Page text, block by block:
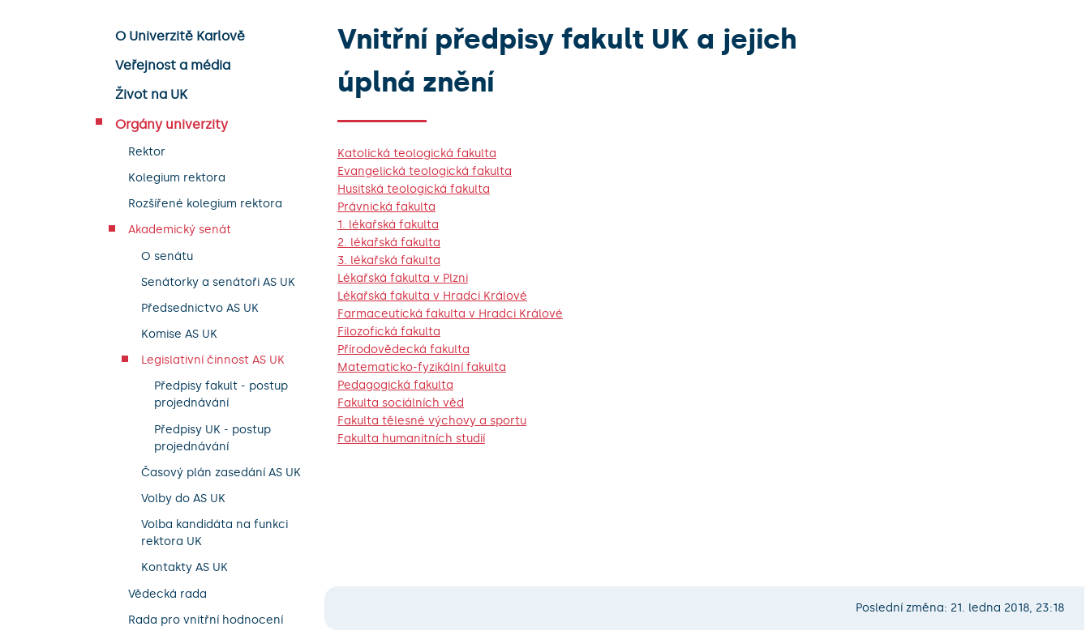
O Univerzitě Karlově
Veřejnost a média
Život na UK
Orgány univerzity
Rektor
Kolegium rektora
Rozšířené kolegium rektora
Akademický senát
O senátu
Senátorky a senátoři AS UK
Předsednictvo AS UK
Komise AS UK
Legislativní činnost AS UK
Předpisy fakult - postup
projednávání
Předpisy UK - postup
projednávání
Časový plán zasedání AS UK
Volby do AS UK
Volba kandidáta na funkci
rektora UK
Kontakty AS UK
Vědecká rada
Rada pro vnitřní hodnocení
Vnitřní předpisy fakult UK a jejich
úplná znění
Katolická teologická fakulta
Evangelická teologická fakulta
Husitská teologická fakulta
Právnická fakulta
1. lékařská fakulta
2. lékařská fakulta
3. lékařská fakulta
Lékařská fakulta v Plzni
Lékařská fakulta v Hradci Králové
Farmaceutická fakulta v Hradci Králové
Filozofická fakulta
Přírodovědecká fakulta
Matematicko-fyzikální fakulta
Pedagogická fakulta
Fakulta sociálních věd
Fakulta tělesné výchovy a sportu
Fakulta humanitních studií
Poslední změna: 21. ledna 2018, 23:18